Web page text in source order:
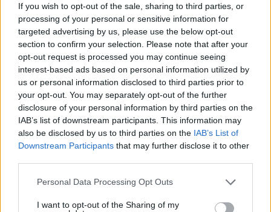
If you wish to opt-out of the sale, sharing to third parties, or
processing of your personal or sensitive information for
targeted advertising by us, please use the below opt-out
section to confirm your selection. Please note that after your
opt-out request is processed you may continue seeing
interest-based ads based on personal information utilized by
us or personal information disclosed to third parties prior to
your opt-out. You may separately opt-out of the further
disclosure of your personal information by third parties on the
IAB’s list of downstream participants. This information may
also be disclosed by us to third parties on the IAB’s List of
Downstream Participants that may further disclose it to other
Please note that this website/app uses one or more Google
not limited to your visit or usage behaviour. You may click to
Personal Data Processing Opt Outs
I want to opt-out of the Sharing of my
ΣΧΌΛΙΟ *
χαρακτήρες